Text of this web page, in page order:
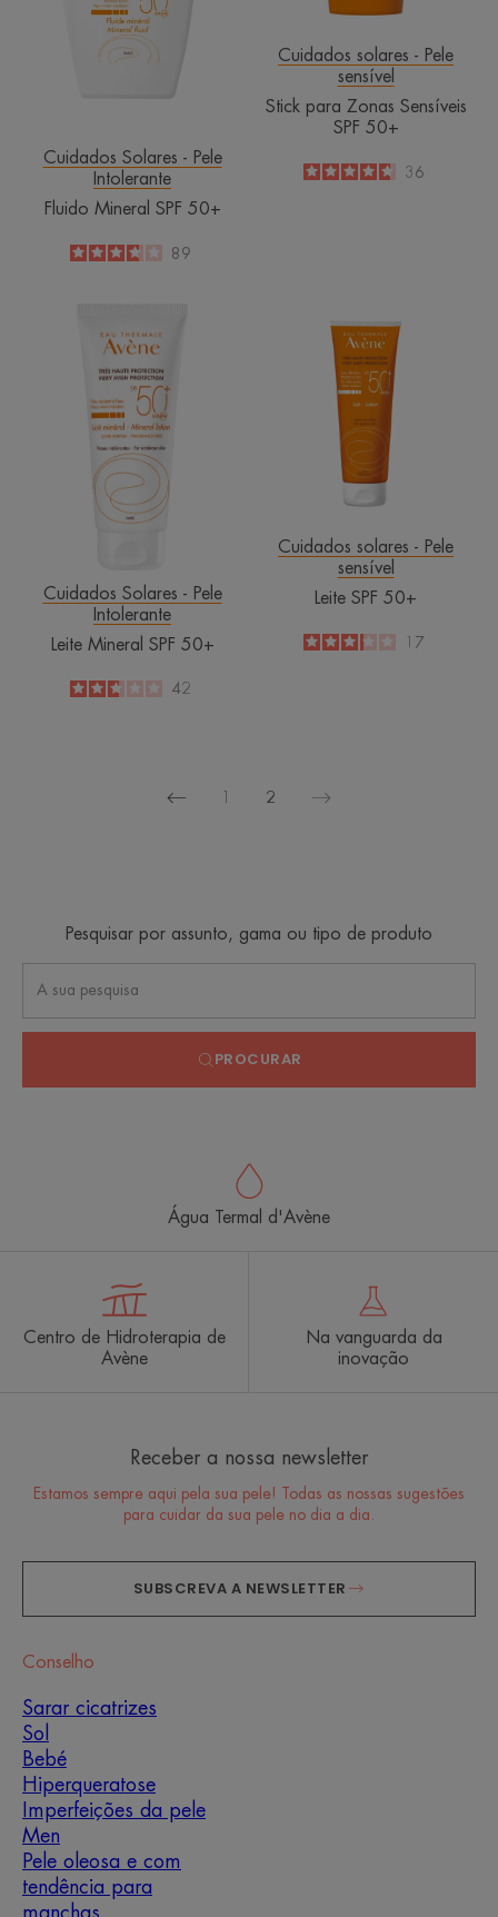
Cuidados Solares - Pele
Intolerante
Fluido Mineral SPF 50+
3.7
/
5
89
Cuidados solares - Pele
sensível
Stick para Zonas Sensíveis
SPF 50+
4.7
/
5
36
Mineral
SPF
50+
Cuidados Solares - Pele
Intolerante
Leite Mineral SPF 50+
2.6
/
5
42
SPF
50+
Cuidados solares - Pele
sensível
Leite SPF 50+
3.2
/517
Página
2
Página
Pesquisar por assunto, gama ou tipo de produto
PROCURAR
Água Termal d'Avène
Centro de Hidroterapia de
Avène
Na vanguarda da
inovação
Receber a nossa newsletter
Estamos sempre aqui pela sua pele! Todas as nossas sugestões
para cuidar da sua pele no dia a dia.
SUBSCREVA A NEWSLETTER
Conselho
Sarar cicatrizes
Sol
Bebé
Hiperqueratose
Imperfeições da pele
Men
Pele oleosa e com
tendência para
manchas